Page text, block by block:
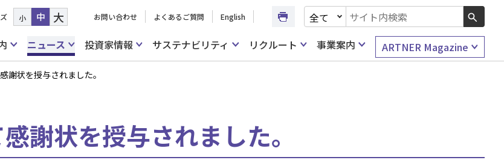
小 中 大 お問い合わせ よくあるご質問 English
文書種別を選択
検索キーワード入力
ニュース 投資家情報 サステナビリティ リクルート 事業案内 ARTNER Magazine
謝状を授与されました。
謝状を授与されました。